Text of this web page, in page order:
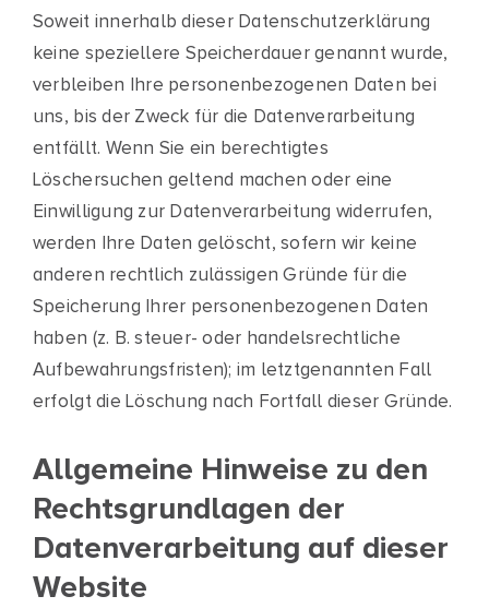
Soweit innerhalb dieser Datenschutzerklärung
keine speziellere Speicherdauer genannt wurde,
verbleiben Ihre personenbezogenen Daten bei
uns, bis der Zweck für die Datenverarbeitung
entfällt. Wenn Sie ein berechtigtes
Löschersuchen geltend machen oder eine
Einwilligung zur Datenverarbeitung widerrufen,
werden Ihre Daten gelöscht, sofern wir keine
anderen rechtlich zulässigen Gründe für die
Speicherung Ihrer personenbezogenen Daten
haben (z. B. steuer- oder handelsrechtliche
Aufbewahrungsfristen); im letztgenannten Fall
erfolgt die Löschung nach Fortfall dieser Gründe.
Allgemeine Hinweise zu den
Rechtsgrundlagen der
Datenverarbeitung auf dieser
Website